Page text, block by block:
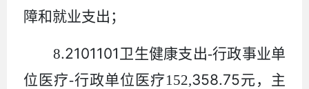
障和就业支出；
8.2101101 卫生健康支出-行政事业单
位医疗-行政单位医疗152,358.75元，主